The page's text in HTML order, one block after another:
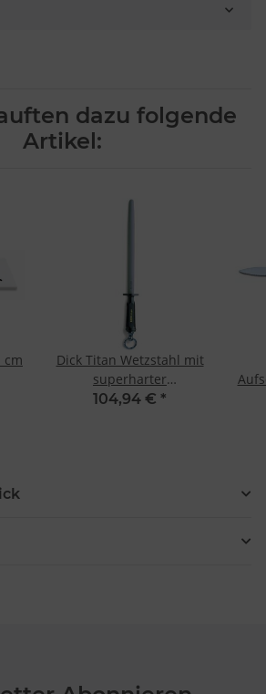
dazu folgende
Artikel:
cm
Dick Titan Wetzstahl mit
superharter
Spezialbeschichtung von
104,94 € *